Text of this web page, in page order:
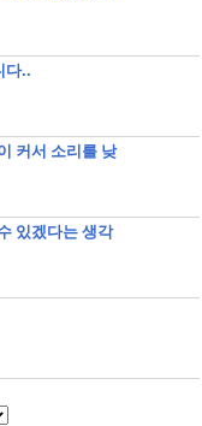
다..
커서 소리를 낮
있겠다는 생각